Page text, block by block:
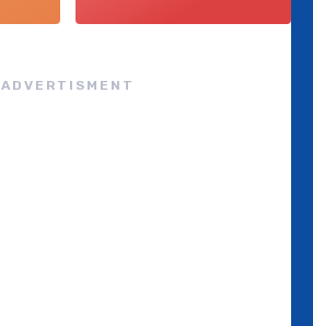
ADVERTISMENT